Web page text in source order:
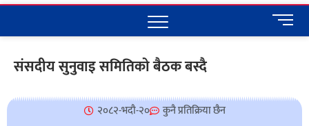
M
e
u
संसदीय सुनुवाइ समितिको बैठक बस्दै
२०८२-भदौ-२० कुनै प्रतिक्रिया छैन